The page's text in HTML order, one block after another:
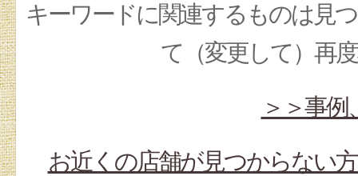
キーワードに関連するものは見
て（変更して）再
＞＞事
お近くの店舗が見つからない